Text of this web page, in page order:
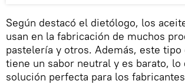
Según destacó el dietólogo, los
usan en la fabricación de muchos
pastelería y otros. Además, este tipo
tiene un sabor neutral y es barato, lo
solución perfecta para los